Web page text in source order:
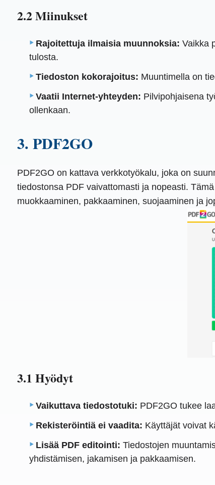
2.2 Miinukset
Rajoitettuja ilmaisia ​​muunnoksia: Vaikka
tulosta.
Tiedoston kokorajoitus: Muuntimella on
Vaatii Internet-yhteyden: Pilvipohjaisena
ollenkaan.
3. PDF2GO
PDF2GO on kattava verkkotyökalu, joka on
tiedostonsa PDF vaivattomasti ja nopeasti.
muokkaaminen, pakkaaminen, suojaaminen ja
3.1 Hyödyt
Vaikuttava tiedostotuki: PDF2GO tukee
Rekisteröintiä ei vaadita: Käyttäjät voivat
Lisää PDF editointi: Tiedostojen
yhdistämisen, jakamisen ja pakkaamisen.